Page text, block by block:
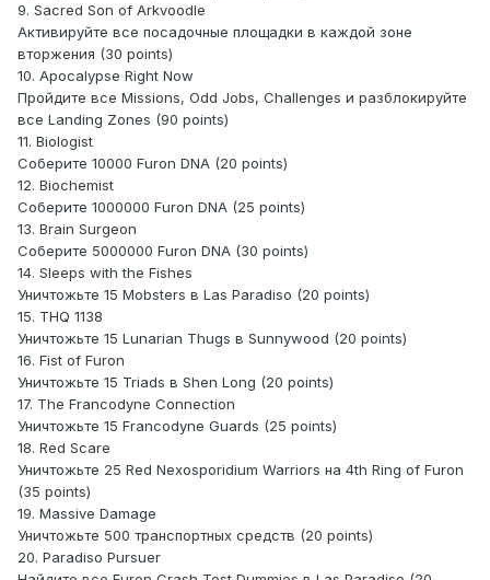
9. Sacred Son of Arkvoodle
Активируйте все посадочные площадки в каждой зоне
вторжения (30 points)
10. Apocalypse Right Now
Пройдите все Missions, Odd Jobs, Challenges и разблокируйте
все Landing Zones (90 points)
11. Biologist
Соберите 10000 Furon DNA (20 points)
12. Biochemist
Соберите 1000000 Furon DNA (25 points)
13. Brain Surgeon
Соберите 5000000 Furon DNA (30 points)
14. Sleeps with the Fishes
Уничтожьте 15 Mobsters в Las Paradiso (20 points)
15. THQ 1138
Уничтожьте 15 Lunarian Thugs в Sunnywood (20 points)
16. Fist of Furon
Уничтожьте 15 Triads в Shen Long (20 points)
17. The Francodyne Connection
Уничтожьте 15 Francodyne Guards (25 points)
18. Red Scare
Уничтожьте 25 Red Nexosporidium Warriors на 4th Ring of Furon
(35 points)
19. Massive Damage
Уничтожьте 500 транспортных средств (20 points)
20. Paradiso Pursuer